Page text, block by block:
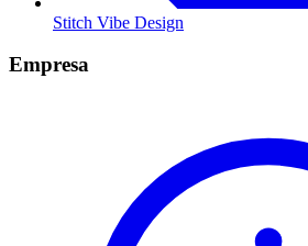
Stitch Vibe Design
Empresa